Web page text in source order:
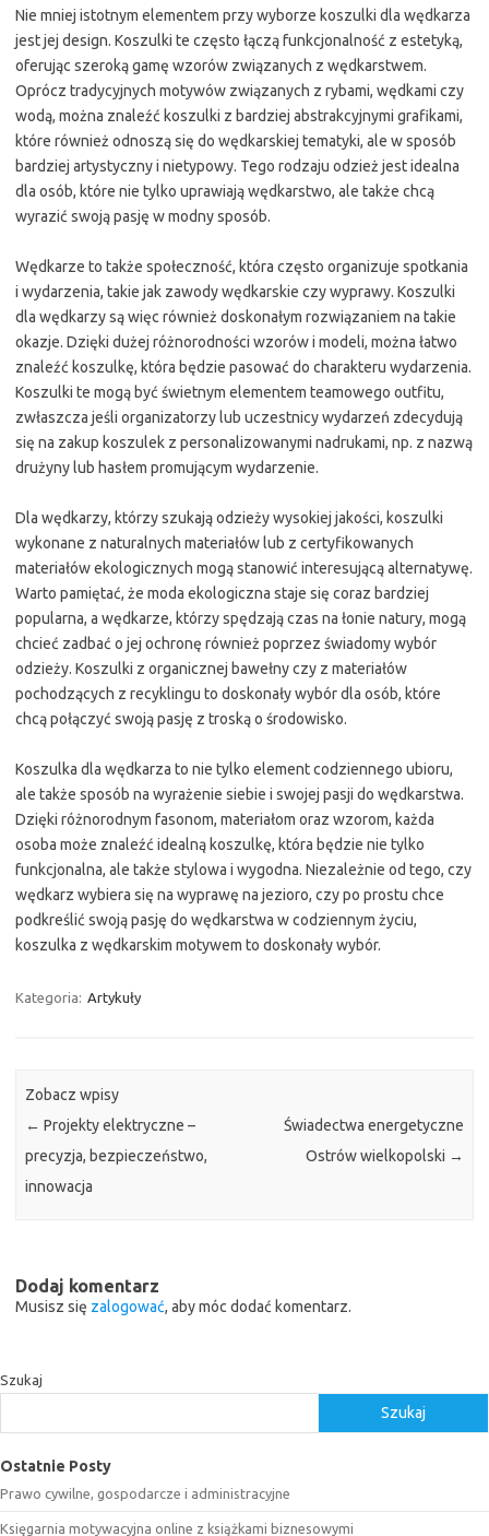
Nie mniej istotnym elementem przy wyborze koszulki dla wędkarza
jest jej design. Koszulki te często łączą funkcjonalność z estetyką,
oferując szeroką gamę wzorów związanych z wędkarstwem.
Oprócz tradycyjnych motywów związanych z rybami, wędkami czy
wodą, można znaleźć koszulki z bardziej abstrakcyjnymi grafikami,
które również odnoszą się do wędkarskiej tematyki, ale w sposób
bardziej artystyczny i nietypowy. Tego rodzaju odzież jest idealna
dla osób, które nie tylko uprawiają wędkarstwo, ale także chcą
wyrazić swoją pasję w modny sposób.
Wędkarze to także społeczność, która często organizuje spotkania
i wydarzenia, takie jak zawody wędkarskie czy wyprawy. Koszulki
dla wędkarzy są więc również doskonałym rozwiązaniem na takie
okazje. Dzięki dużej różnorodności wzorów i modeli, można łatwo
znaleźć koszulkę, która będzie pasować do charakteru wydarzenia.
Koszulki te mogą być świetnym elementem teamowego outfitu,
zwłaszcza jeśli organizatorzy lub uczestnicy wydarzeń zdecydują
się na zakup koszulek z personalizowanymi nadrukami, np. z nazwą
drużyny lub hasłem promującym wydarzenie.
Dla wędkarzy, którzy szukają odzieży wysokiej jakości, koszulki
wykonane z naturalnych materiałów lub z certyfikowanych
materiałów ekologicznych mogą stanowić interesującą alternatywę.
Warto pamiętać, że moda ekologiczna staje się coraz bardziej
popularna, a wędkarze, którzy spędzają czas na łonie natury, mogą
chcieć zadbać o jej ochronę również poprzez świadomy wybór
odzieży. Koszulki z organicznej bawełny czy z materiałów
pochodzących z recyklingu to doskonały wybór dla osób, które
chcą połączyć swoją pasję z troską o środowisko.
Koszulka dla wędkarza to nie tylko element codziennego ubioru,
ale także sposób na wyrażenie siebie i swojej pasji do wędkarstwa.
Dzięki różnorodnym fasonom, materiałom oraz wzorom, każda
osoba może znaleźć idealną koszulkę, która będzie nie tylko
funkcjonalna, ale także stylowa i wygodna. Niezależnie od tego, czy
wędkarz wybiera się na wyprawę na jezioro, czy po prostu chce
podkreślić swoją pasję do wędkarstwa w codziennym życiu,
koszulka z wędkarskim motywem to doskonały wybór.
Kategoria: Artykuły
Zobacz wpisy
← Projekty elektryczne –
precyzja, bezpieczeństwo,
innowacja
Świadectwa energetyczne
Ostrów wielkopolski →
Dodaj komentarz
Musisz się zalogować, aby móc dodać komentarz.
Szukaj
Szukaj
Ostatnie Posty
Prawo cywilne, gospodarcze i administracyjne
Księgarnia motywacyjna online z książkami biznesowymi